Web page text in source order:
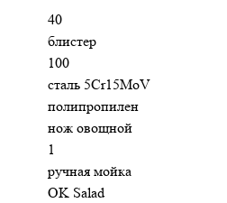
40
блистер
100
сталь 5Cr15MoV
полипропилен
нож овощной
1
ручная мойка
OK Salad